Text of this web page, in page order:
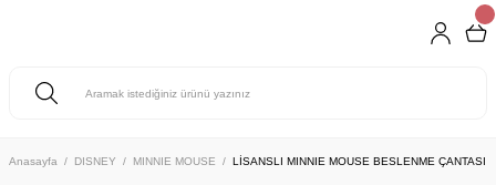
Anasayfa DISNEY MINNIE MOUSE LİSANSLI MINNIE MOUSE BESLENME ÇANTASI